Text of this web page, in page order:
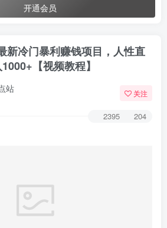
开通会员
新冷门暴利赚钱项目，人性直
【视频教程】
站 关注
2395 204